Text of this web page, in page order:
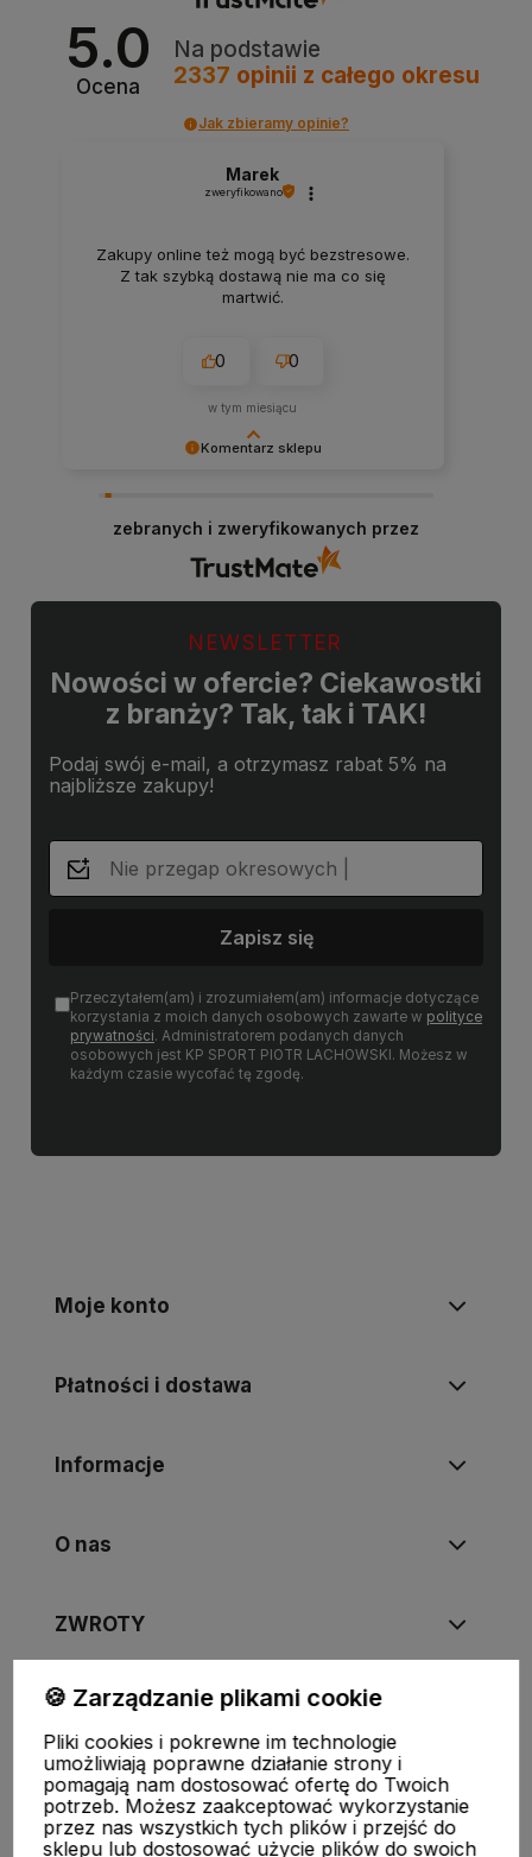
5.0
Ocena
Na podstawie
2337 opinii z całego okresu
Jak zbieramy opinie?
Komentarz sklepu
jak Ty. Z pozdrowieniami, obsługa sklepu.
Marek
zweryfikowano
Zakupy online też mogą być bezstresowe.
Z tak szybką dostawą nie ma co się
martwić.
0 0
w tym miesiącu
zebranych i zweryfikowanych przez
NEWSLETTER
Nowości w ofercie? Ciekawostki
z branży? Tak, tak i TAK!
Podaj swój e-mail, a otrzymasz rabat 5% na
najbliższe zakupy!
Zapisz się
Przeczytałem(am) i zrozumiałem(am) informacje dotyczące
korzystania z moich danych osobowych zawarte w polityce
prywatności. Administratorem podanych danych
osobowych jest KP SPORT PIOTR LACHOWSKI. Możesz w
każdym czasie wycofać tę zgodę.
Moje konto
Płatności i dostawa
Informacje
O nas
ZWROTY
FUJIMAE|Tel:720-449-766,720-449-767|
sklep@fujimae.pl|NIP: 9482312351 |REGON: 521904681
🍪 Zarządzanie plikami cookie
Pliki cookies i pokrewne im technologie
umożliwiają poprawne działanie strony i
pomagają nam dostosować ofertę do Twoich
potrzeb. Możesz zaakceptować wykorzystanie
przez nas wszystkich tych plików i przejść do
sklepu lub dostosować użycie plików do swoich